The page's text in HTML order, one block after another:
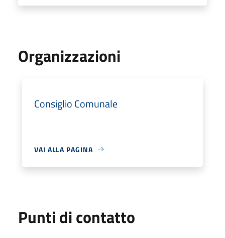
Organizzazioni
Consiglio Comunale
VAI ALLA PAGINA
Punti di contatto